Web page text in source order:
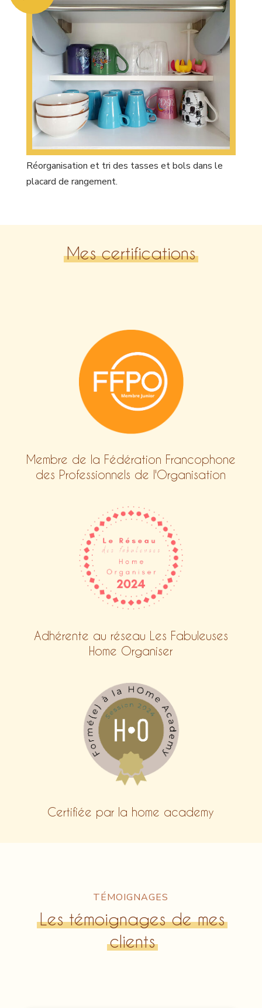
Réorganisation et tri des tasses et bols dans le
placard de rangement.
Mes certifications
Membre de la Fédération Francophone
des Professionnels de l'Organisation
Adhérente au réseau Les Fabuleuses
Home Organiser
Certifiée par la home academy
TÉMOIGNAGES
Les témoignages de mes
clients